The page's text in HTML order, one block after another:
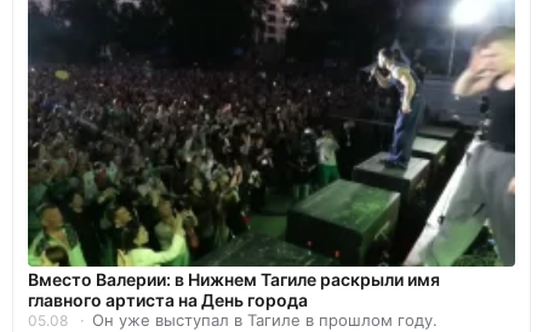
Вместо Валерии: в Нижнем Тагиле раскрыли имя
главного артиста на День города
05.08 Он уже выступал в Тагиле в прошлом году.